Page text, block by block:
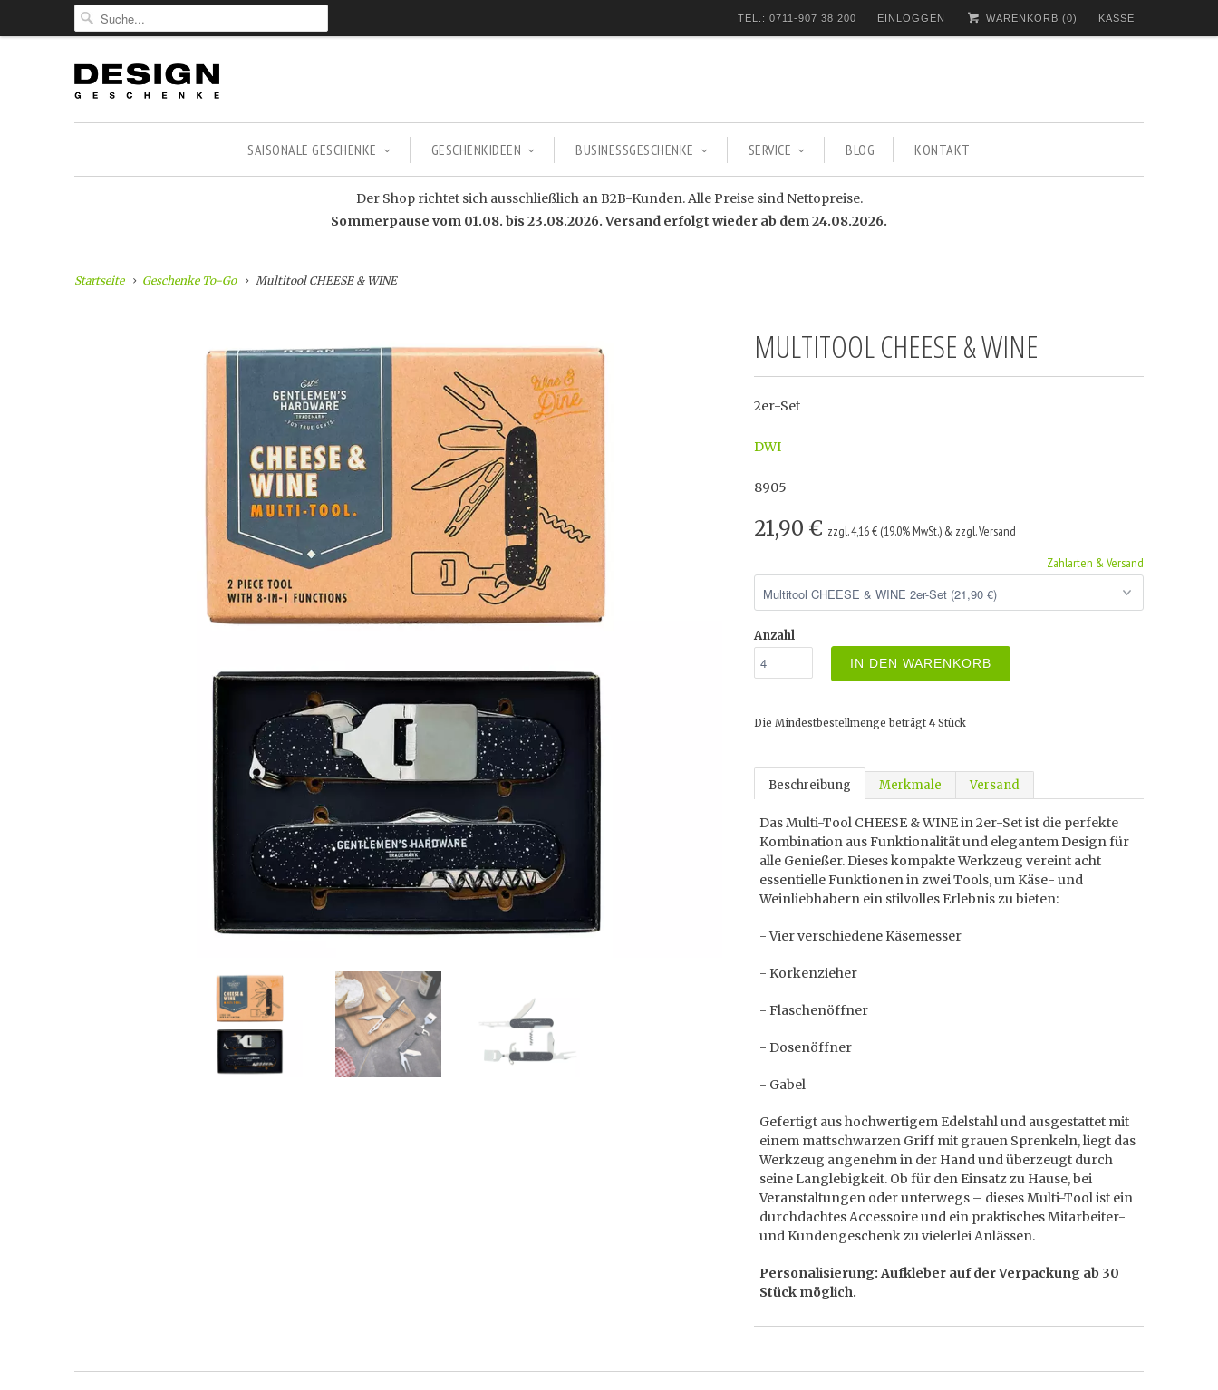
TEL.: 0711-907 38 200 EINLOGGEN WARENKORB (0) KASSE
SAISONALE GESCHENKE GESCHENKIDEEN BUSINESSGESCHENKE SERVICE BLOG KONTAKT
Der Shop richtet sich ausschließlich an B2B-Kunden. Alle Preise sind Nettopreise.
Sommerpause vom 01.08. bis 23.08.2026. Versand erfolgt wieder ab dem 24.08.2026.
Startseite Geschenke To-Go Multitool CHEESE & WINE
MULTITOOL CHEESE & WINE
2er-Set
DWI
8905
21,90 € zzgl. 4,16 € (19.0% MwSt.) & zzgl. Versand
Zahlarten & Versand
Anzahl
IN DEN WARENKORB
Die Mindestbestellmenge beträgt 4 Stück
Beschreibung Merkmale Versand
Das Multi-Tool CHEESE & WINE in 2er-Set ist die perfekte
Kombination aus Funktionalität und elegantem Design für
alle Genießer. Dieses kompakte Werkzeug vereint acht
essentielle Funktionen in zwei Tools, um Käse- und
Weinliebhabern ein stilvolles Erlebnis zu bieten:
- Vier verschiedene Käsemesser
- Korkenzieher
- Flaschenöffner
- Dosenöffner
- Gabel
Gefertigt aus hochwertigem Edelstahl und ausgestattet mit
einem mattschwarzen Griff mit grauen Sprenkeln, liegt das
Werkzeug angenehm in der Hand und überzeugt durch
seine Langlebigkeit. Ob für den Einsatz zu Hause, bei
Veranstaltungen oder unterwegs – dieses Multi-Tool ist ein
durchdachtes Accessoire und ein praktisches Mitarbeiter-
und Kundengeschenk zu vielerlei Anlässen.
Personalisierung: Aufkleber auf der Verpackung ab 30
Stück möglich.